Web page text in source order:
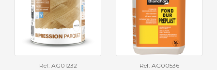
Ref: AG01232 Ref: AG00536